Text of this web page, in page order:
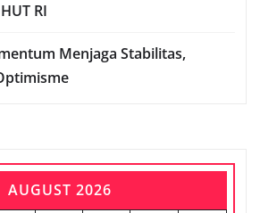
RI
Menjaga Stabilitas,
AUGUST 2026